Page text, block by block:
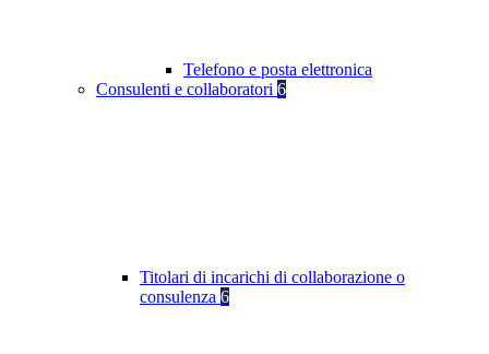
Telefono e posta elettronica
Consulenti e collaboratori 6
Titolari di incarichi di collaborazione o
consulenza 6